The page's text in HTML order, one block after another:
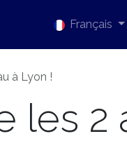
CarrièresFrançais
à Lyon !
les 2